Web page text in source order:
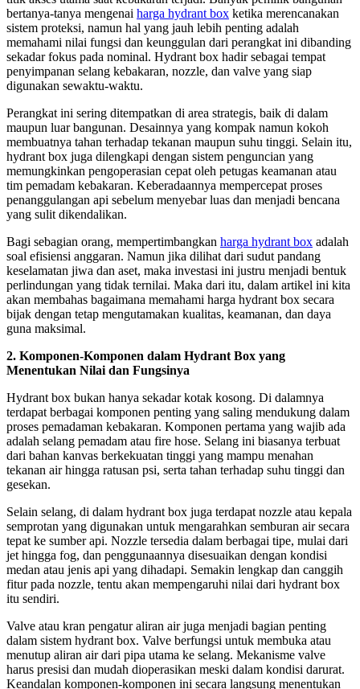
bertanya-tanya mengenai harga hydrant box ketika merencanakan
sistem proteksi, namun hal yang jauh lebih penting adalah
memahami nilai fungsi dan keunggulan dari perangkat ini dibanding
sekadar fokus pada nominal. Hydrant box hadir sebagai tempat
penyimpanan selang kebakaran, nozzle, dan valve yang siap
digunakan sewaktu-waktu.
Perangkat ini sering ditempatkan di area strategis, baik di dalam
maupun luar bangunan. Desainnya yang kompak namun kokoh
membuatnya tahan terhadap tekanan maupun suhu tinggi. Selain itu,
hydrant box juga dilengkapi dengan sistem penguncian yang
memungkinkan pengoperasian cepat oleh petugas keamanan atau
tim pemadam kebakaran. Keberadaannya mempercepat proses
penanggulangan api sebelum menyebar luas dan menjadi bencana
yang sulit dikendalikan.
Bagi sebagian orang, mempertimbangkan harga hydrant box adalah
soal efisiensi anggaran. Namun jika dilihat dari sudut pandang
keselamatan jiwa dan aset, maka investasi ini justru menjadi bentuk
perlindungan yang tidak ternilai. Maka dari itu, dalam artikel ini kita
akan membahas bagaimana memahami harga hydrant box secara
bijak dengan tetap mengutamakan kualitas, keamanan, dan daya
guna maksimal.
2. Komponen-Komponen dalam Hydrant Box yang
Menentukan Nilai dan Fungsinya
Hydrant box bukan hanya sekadar kotak kosong. Di dalamnya
terdapat berbagai komponen penting yang saling mendukung dalam
proses pemadaman kebakaran. Komponen pertama yang wajib ada
adalah selang pemadam atau fire hose. Selang ini biasanya terbuat
dari bahan kanvas berkekuatan tinggi yang mampu menahan
tekanan air hingga ratusan psi, serta tahan terhadap suhu tinggi dan
gesekan.
Selain selang, di dalam hydrant box juga terdapat nozzle atau kepala
semprotan yang digunakan untuk mengarahkan semburan air secara
tepat ke sumber api. Nozzle tersedia dalam berbagai tipe, mulai dari
jet hingga fog, dan penggunaannya disesuaikan dengan kondisi
medan atau jenis api yang dihadapi. Semakin lengkap dan canggih
fitur pada nozzle, tentu akan mempengaruhi nilai dari hydrant box
itu sendiri.
Valve atau kran pengatur aliran air juga menjadi bagian penting
dalam sistem hydrant box. Valve berfungsi untuk membuka atau
menutup aliran air dari pipa utama ke selang. Mekanisme valve
harus presisi dan mudah dioperasikan meski dalam kondisi darurat.
Keandalan komponen-komponen ini secara langsung menentukan